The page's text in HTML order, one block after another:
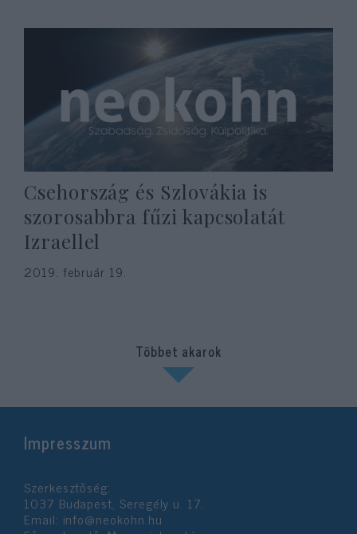
Csehország és Szlovákia is
szorosabbra fűzi kapcsolatát
Izraellel
2019. február 19.
Többet akarok
Impresszum
Szerkesztőség:
1037 Budapest, Seregély u. 17.
Email: info@neokohn.hu